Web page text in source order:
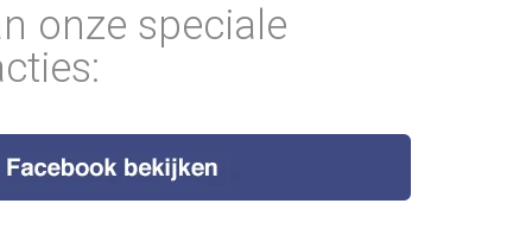
onze speciale